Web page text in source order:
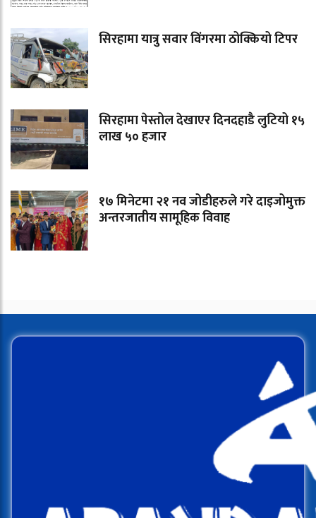
सिरहामा यात्रु सवार विंगरमा ठोक्कियो टिपर
सिरहामा पेस्तोल देखाएर दिनदहाडै लुटियो १५
लाख ५० हजार
१७ मिनेटमा २१ नव जोडीहरुले गरे दाइजोमुक्त
अन्तरजातीय सामूहिक विवाह